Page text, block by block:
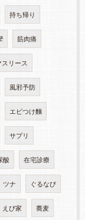
持ち帰り
筋肉痛
リース
風邪予防
エビつけ麵
サプリ
酸 在宅診療
ツナ ぐるなび
えび家 蕎麦